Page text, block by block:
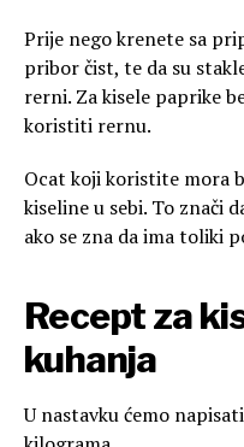
Prije nego krenete sa
pribor čist, te da su
rerni. Za kisele paprike
koristiti rernu.
Ocat koji koristite mora
kiseline u sebi. To znači
ako se zna da ima toliki
Recept za
kuhanja
U nastavku ćemo